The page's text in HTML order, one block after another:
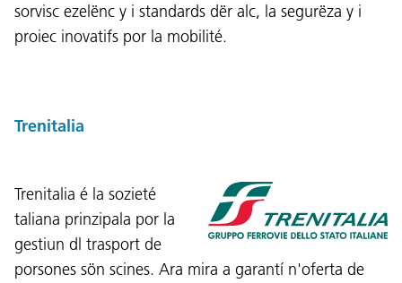
sorvisc ezelënc y i standards dër alc, la segurëza y i
proiec inovatifs por la mobilité.
Trenitalia
Trenitalia é la sozieté
taliana prinzipala por la
gestiun dl trasport de
porsones sön scines. Ara mira a garantí n'oferta de